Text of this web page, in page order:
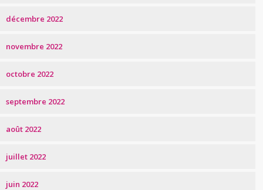
décembre 2022
novembre 2022
octobre 2022
septembre 2022
août 2022
juillet 2022
juin 2022